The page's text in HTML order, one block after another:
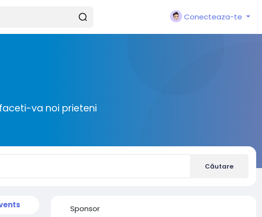
Conecteaza-te
va noi prieteni
Căutare
Sponsor